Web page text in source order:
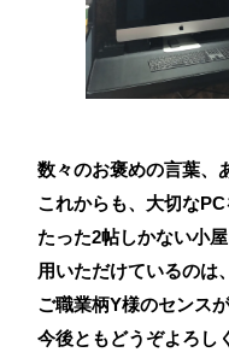
数々のお褒めの言葉、
これからも、大切な
たった2帖しかない小
用いただけているのは、
ご職業柄Y様のセンス
今後ともどうぞよろし